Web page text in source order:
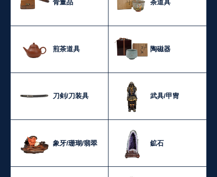
骨董品 茶道具
煎茶道具 陶磁器
刀剣/刀装具 武具/甲冑
象牙/珊瑚/翡翠 鉱石